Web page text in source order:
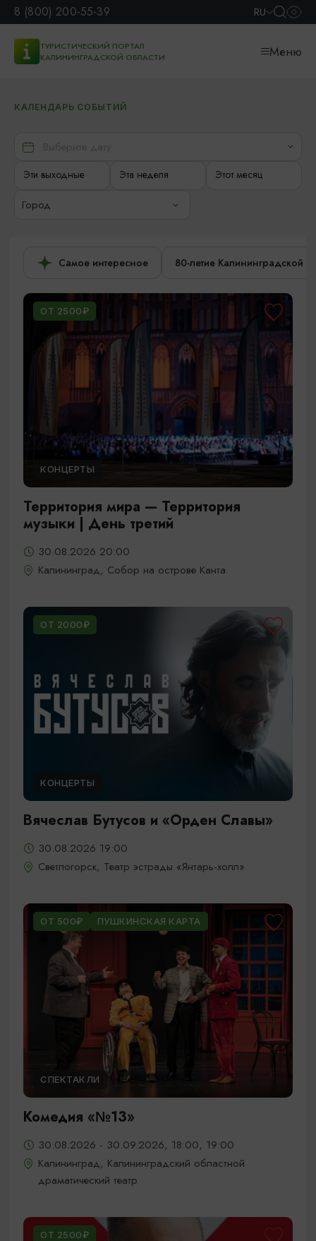
8 (800) 200-55-39 RU
ТУРИСТИЧЕСКИЙ ПОРТАЛ
КАЛИНИНГРАДСКОЙ ОБЛАСТИ
Меню
КАЛЕНДАРЬ СОБЫТИЙ
Эти выходные Эта неделя Этот месяц
Город
Самое интересное 80-летие Калининградской
ОТ 2500₽
КОНЦЕРТЫ
Территория мира — Территория
музыки | День третий
30.08.2026 20:00
Калининград, Собор на острове Канта
ОТ 2000₽
КОНЦЕРТЫ
Вячеслав Бутусов и «Орден Славы»
30.08.2026 19:00
Светлогорск, Театр эстрады «Янтарь-холл»
ОТ 500₽ ПУШКИНСКАЯ КАРТА
СПЕКТАКЛИ
Комедия «№13»
30.08.2026 - 30.09.2026, 18:00, 19:00
Калининград, Калининградский областной
драматический театр
ОТ 2500₽